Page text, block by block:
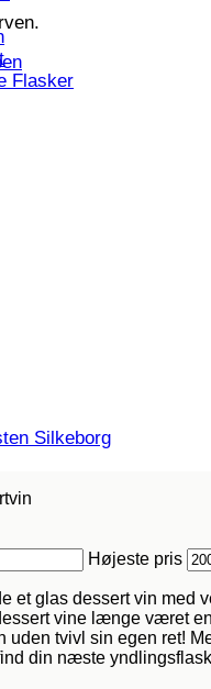
Flasker
Silkeborg
Højeste pris
et glas dessert vin med
vine længe været
uden tvivl sin egen ret!
din næste